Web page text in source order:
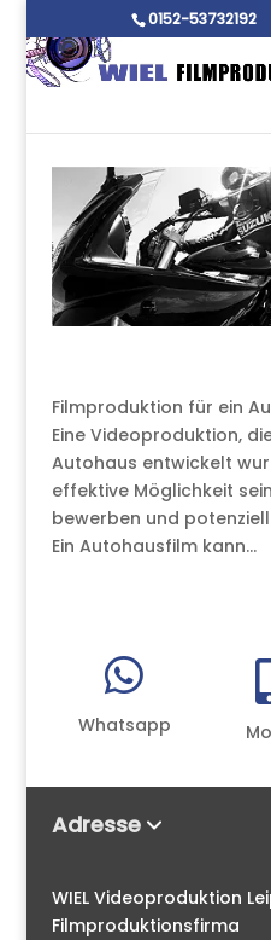
0152-53732192
Filmproduktion für ein
Eine Videoproduktion,
Autohaus entwickelt
effektive Möglichkeit
bewerben und
Ein Autohausfilm kann...

Whatsapp
Adresse
WIEL Videoproduktion
Filmproduktionsfirma